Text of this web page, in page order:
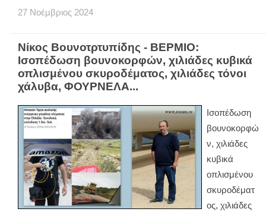
27 Νοέμβριος 2024
Νίκος Βουνοτρτυπίδης - ΒΕΡΜΙΟ:
Iσοπέδωση βουνοκορφών, χιλιάδες κυβικά
οπλισμένου σκυροδέματος, χιλιάδες τόνοι
χάλυβα, ΦΟΥΡΝΕΛΑ...
Iσοπέδωση
βουνοκορφώ
ν, χιλιάδες
κυβικά
οπλισμένου
σκυροδέματ
ος, χιλιάδες